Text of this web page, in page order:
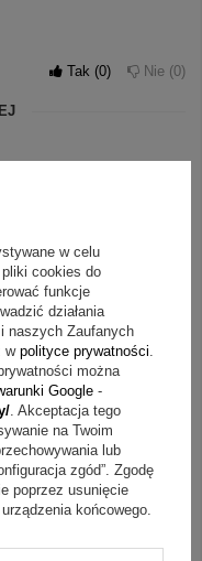
Tak 0 Nie 0
w celu
cookies do
funkcje
działania
naszych Zaufanych
w polityce prywatności.
można
Google -
. Akceptacja tego
na Twoim
lub
zgód”. Zgodę
poprzez usunięcie
końcowego.